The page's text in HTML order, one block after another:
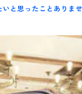
と思ったことありま